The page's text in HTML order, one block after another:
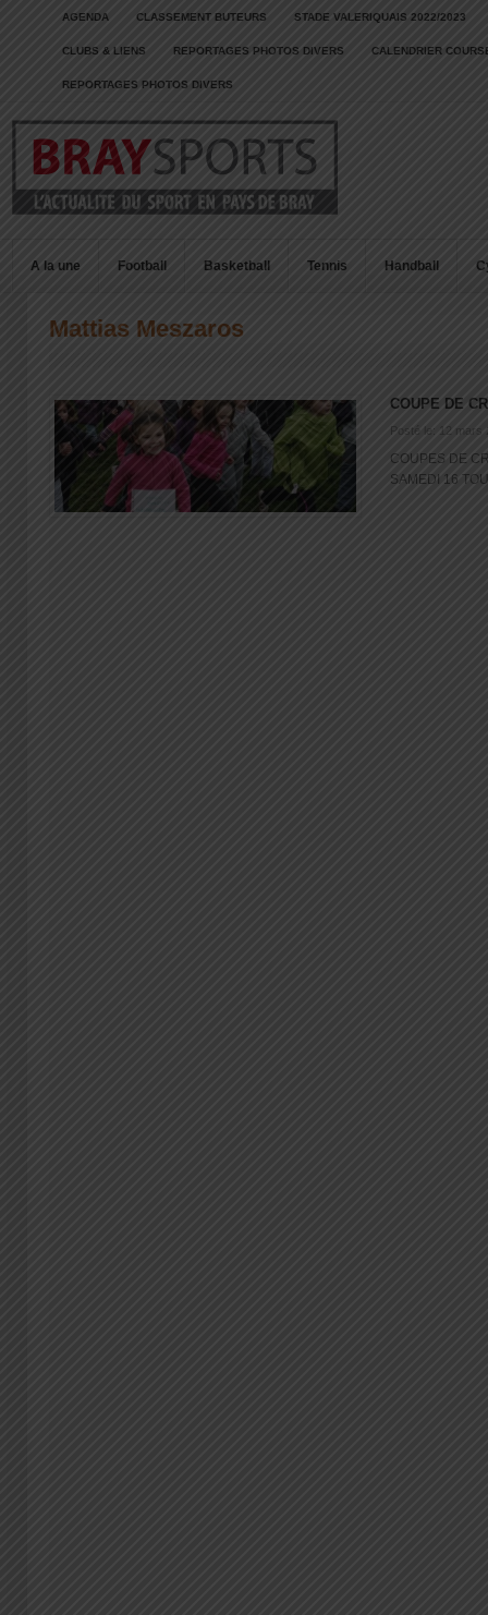
AGENDA CLASSEMENT BUTEURS STADE VALERIQUAIS 2022/2023
CLUBS & LIENS REPORTAGES PHOTOS DIVERS CALENDRIER
REPORTAGES PHOTOS DIVERS
A la une Football Basketball Tennis Handball
Mattias Meszaros
COUPE DE
Posté le: 12 mars
COUPES DE
SAMEDI 16